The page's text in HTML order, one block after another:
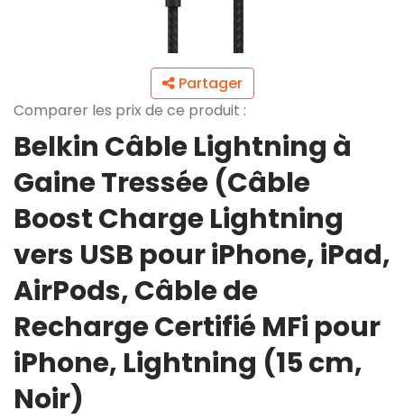
Partager
Comparer les prix de ce produit :
Belkin Câble Lightning à
Gaine Tressée (Câble
Boost Charge Lightning
vers USB pour iPhone, iPad,
AirPods, Câble de
Recharge Certifié MFi pour
iPhone, Lightning (15 cm,
Noir)